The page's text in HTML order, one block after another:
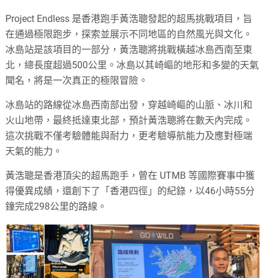
Project Endless 是香港跑手黃浩聰發起的超馬挑戰項目，旨
在通過極限跑步，探索並展示不同地區的自然風光與文化。
冰島站是該項目的一部分，黃浩聰將挑戰橫越冰島西南至東
北，總長度超過500公里。冰島以其崎嶇的地形和多變的天氣
聞名，將是一次真正的極限冒險。
冰島站的路線從冰島西南部出發，穿越崎嶇的山脈、冰川和
火山地帶，最終抵達東北部，預計黃浩聰將在數天內完成。
這次挑戰不僅考驗體能與耐力，更考驗導航能力及應對極端
天氣的能力。
黃浩聰是香港頂尖的超馬跑手，曾在 UTMB 等國際賽事中獲
得優異成績，還創下了「香港四徑」的紀錄，以46小時55分
鐘完成298公里的路線。